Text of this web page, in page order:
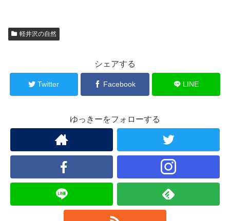
軽井沢の自然
シェアする
Twitter Facebook LINE
ゆっきーをフォローする